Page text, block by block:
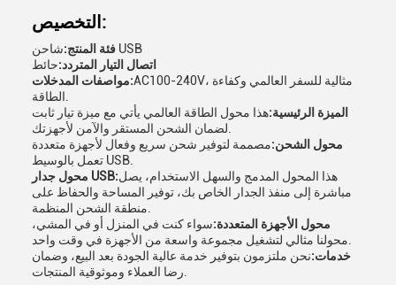
التخصيص:
فئة المنتج: شاحن USB
اتصال التيار المتردد:حائط
مواصفات المدخلات:AC100-240V، مثالية للسفر العالمي وكفاءة
الميزة الرئيسية:هذا محول الطاقة العالمي يأتي مع ميزة تيار ثابت
محول الشحن:مصممة لتوفير شحن سريع وفعال لأجهزة متعددة
تعمل بالوسيط USB.
محول جدار USB:هذا المحول المدمج والسهل الاستخدام، يصل
مباشرة إلى منفذ الجدار الخاص بك، توفير المساحة والحفاظ على
محول الأجهزة المتعددة:سواء كنت في المنزل أو في المشي،
خدمات:نحن ملتزمون بتوفير خدمة عالية الجودة بعد البيع، وضمان